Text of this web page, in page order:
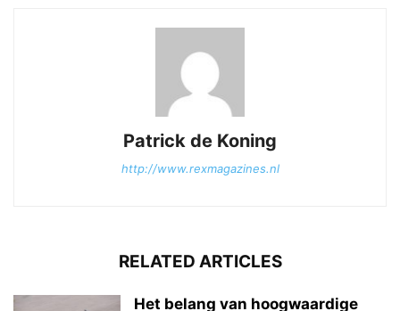
Patrick de Koning
http://www.rexmagazines.nl
RELATED ARTICLES
Het belang van hoogwaardige